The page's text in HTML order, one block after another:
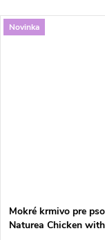
Novinka
Mokré krmivo pre
Naturea Chicken